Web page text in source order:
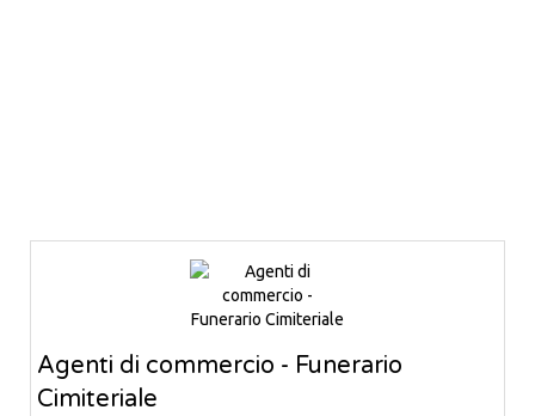
Agenti di commercio - Funerario
Cimiteriale